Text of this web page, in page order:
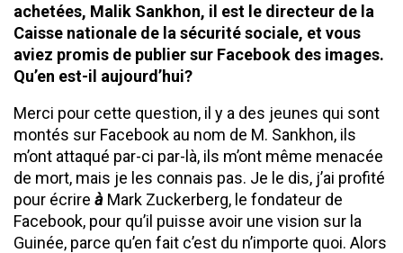
achetées, Malik Sankhon, il est le directeur de la
Caisse nationale de la sécurité sociale, et vous
aviez promis de publier sur Facebook des images.
Qu’en est-il aujourd’hui?
Merci pour cette question, il y a des jeunes qui sont
montés sur Facebook au nom de M. Sankhon, ils
m’ont attaqué par-ci par-là, ils m’ont même menacée
de mort, mais je les connais pas. Je le dis, j’ai profité
pour écrire à Mark Zuckerberg, le fondateur de
Facebook, pour qu’il puisse avoir une vision sur la
Guinée, parce qu’en fait c’est du n’importe quoi. Alors